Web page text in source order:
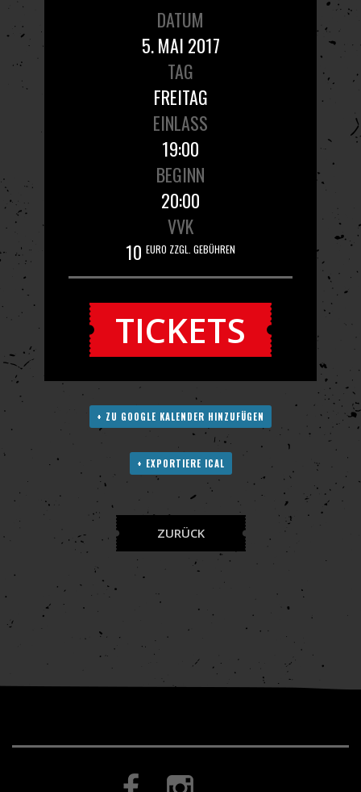
DATUM
5. MAI 2017
TAG
FREITAG
EINLASS
19:00
BEGINN
20:00
VVK
10 EURO ZZGL. GEBÜHREN
TICKETS
+ ZU GOOGLE KALENDER HINZUFÜGEN
+ EXPORTIERE ICAL
ZURÜCK